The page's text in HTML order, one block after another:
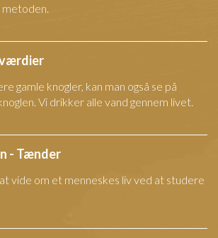
gamle knogler, kan man også se på
Vi drikker alle vand gennem livet.
- Tænder
vide om et menneskes liv ved at studere